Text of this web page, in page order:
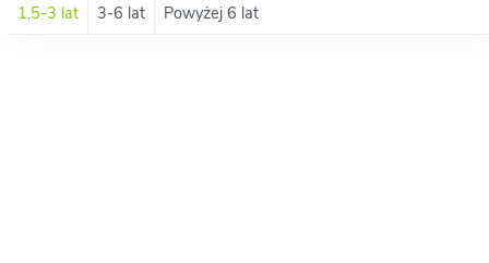
1,5-3 lat 3-6 lat Powyżej 6 lat